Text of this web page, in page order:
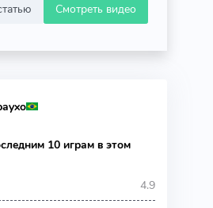
Смотреть видео
10 играм в этом
4.9